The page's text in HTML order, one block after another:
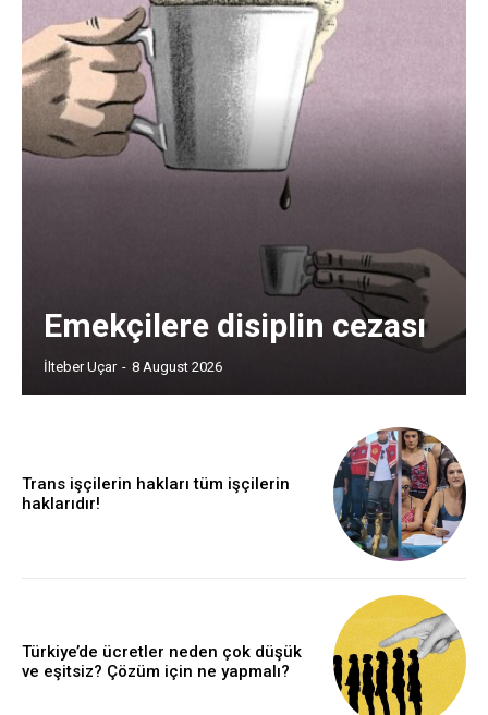
Emekçilere disiplin cezası
İlteber Uçar - 8 August 2026
Trans işçilerin hakları tüm işçilerin
haklarıdır!
Türkiye’de ücretler neden çok düşük
ve eşitsiz? Çözüm için ne yapmalı?